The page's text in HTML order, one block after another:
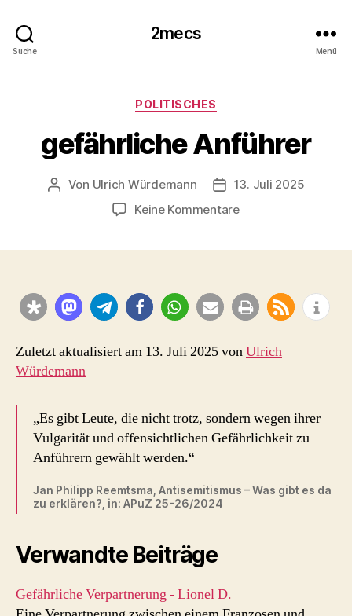
Suche
2mecs
Menü
Kategorien
POLITISCHES
gefährliche Anführer
Beitragsautor
Von Ulrich Würdemann Beitragsdatum
13. Juli 2025
Keine Kommentarezu
Zuletzt aktualisiert am 13. Juli 2025 vonUlrich
Würdemann
„Es gibt Leute, die nicht trotz, sondern wegen ihrer
Vulgarität und offensichtlichen Gefährlichkeit zu
Anführern gewählt werden.“
Jan Philipp Reemtsma, Antisemitismus – Was gibt es da
zu erklären?, in: APuZ 25-26/2024
Verwandte Beiträge
Gefährliche Verpartnerung - Lionel D.